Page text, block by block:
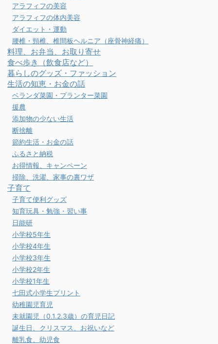
アラフィフの美容
アラフィフの体内美容
ダイエット・運動
腰椎・頸椎、椎間板ヘルニア（座骨神経痛）
料理、お弁当、お取り寄せ
食べ歩き（飲食店など）
暮らしのグッズ・ファッション
生活の知恵・お金の話
ベランダ菜園・プランター菜園
援農
添加物の少ない生活
断捨離
節約生活・お金の話
ふるさと納税
お得情報、キャンペーン
掃除、洗濯、家事の裏ワザ
子育て
子育て便利グッズ
知育玩具・勉強・習い事
日能研
小学校5年生
小学校4年生
小学校3年生
小学校2年生
小学校1年生
七田式小学生プリント
幼稚園児育児
未就園児（0.1.2.3歳）の育児日記
誕生日、クリスマス、お祝いなど
離乳食、幼児食